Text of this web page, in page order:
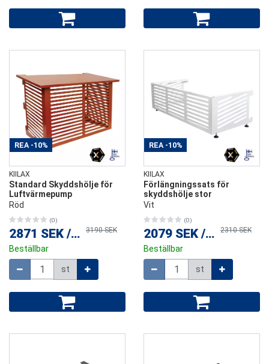
REA -10%
KIILAX
Standard Skyddshölje för
Luftvärmepump
Röd
(0)
2871 SEK / st3190 SEK
Beställbar
st
REA -10%
KIILAX
Förlängningssats för
skyddshölje stor
Vit
(0)
2079 SEK / st2310 SEK
Beställbar
st